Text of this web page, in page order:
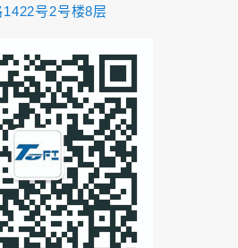
1422号2号楼8层